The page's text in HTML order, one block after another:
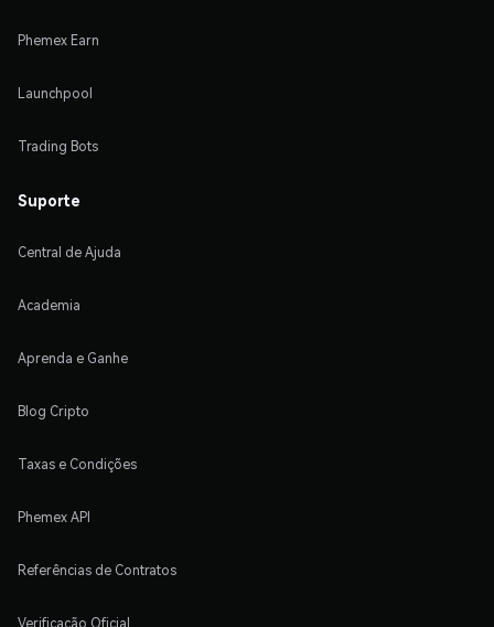
Phemex Earn
Launchpool
Trading Bots
Suporte
Central de Ajuda
Academia
Aprenda e Ganhe
Blog Cripto
Taxas e Condições
Phemex API
Referências de Contratos
Verificação Oficial